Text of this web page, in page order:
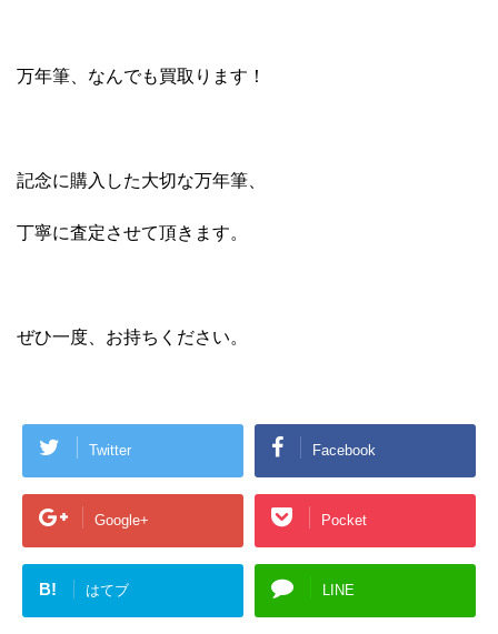
万年筆、なんでも買取ります！
記念に購入した大切な万年筆、
丁寧に査定させて頂きます。
ぜひ一度、お持ちください。
Twitter Facebook
Google+ Pocket
B! はてブ LINE